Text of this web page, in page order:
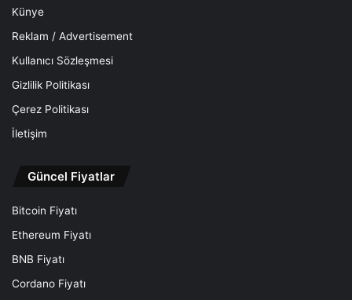
Künye
Reklam / Advertisement
Kullanıcı Sözleşmesi
Gizlilik Politikası
Çerez Politikası
İletişim
Güncel Fiyatlar
Bitcoin Fiyatı
Ethereum Fiyatı
BNB Fiyatı
Cordano Fiyatı